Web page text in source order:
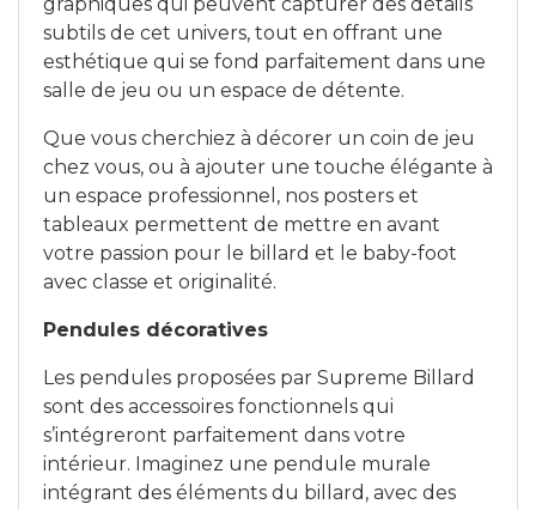
subtils de cet univers, tout en offrant une
esthétique qui se fond parfaitement dans une
salle de jeu ou un espace de détente.
Que vous cherchiez à décorer un coin de jeu
chez vous, ou à ajouter une touche élégante à
un espace professionnel, nos posters et
tableaux permettent de mettre en avant
votre passion pour le billard et le baby-foot
avec classe et originalité.
Pendules décoratives
Les pendules proposées par Supreme Billard
sont des accessoires fonctionnels qui
s’intégreront parfaitement dans votre
intérieur. Imaginez une pendule murale
intégrant des éléments du billard, avec des